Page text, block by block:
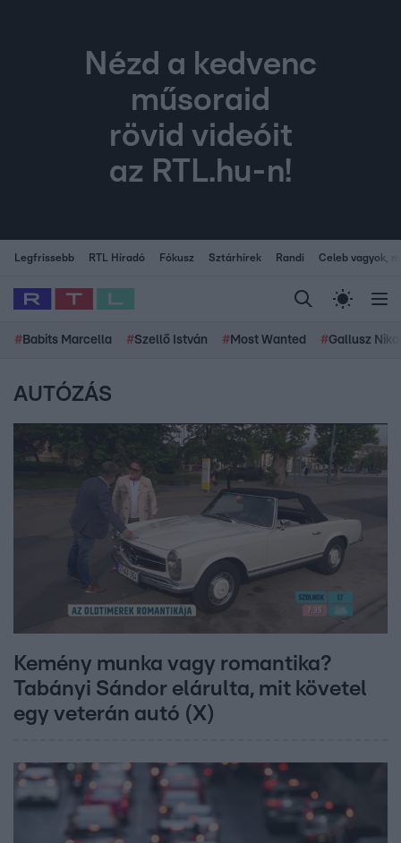
Nézd a kedvenc
műsoraid
rövid videóit
az RTL.hu-n!
Legfrissebb RTL Híradó Fókusz Sztárhírek Randi Celeb vagyok,
# Babits Marcella #Szellő István # Most Wanted #Gallusz
AUTÓZÁS
Kemény munka vagy romantika?
Tabányi Sándor elárulta, mit követel
egy veterán autó (X)